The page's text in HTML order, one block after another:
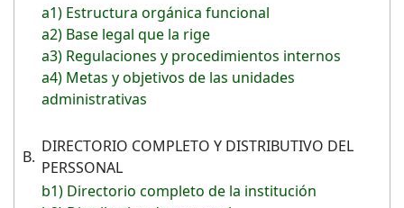
a1) Estructura orgánica funcional
a2) Base legal que la rige
a3) Regulaciones y procedimientos internos
a4) Metas y objetivos de las unidades
administrativas
B.
DIRECTORIO COMPLETO Y DISTRIBUTIVO DEL
PERSSONAL
b1) Directorio completo de la institución